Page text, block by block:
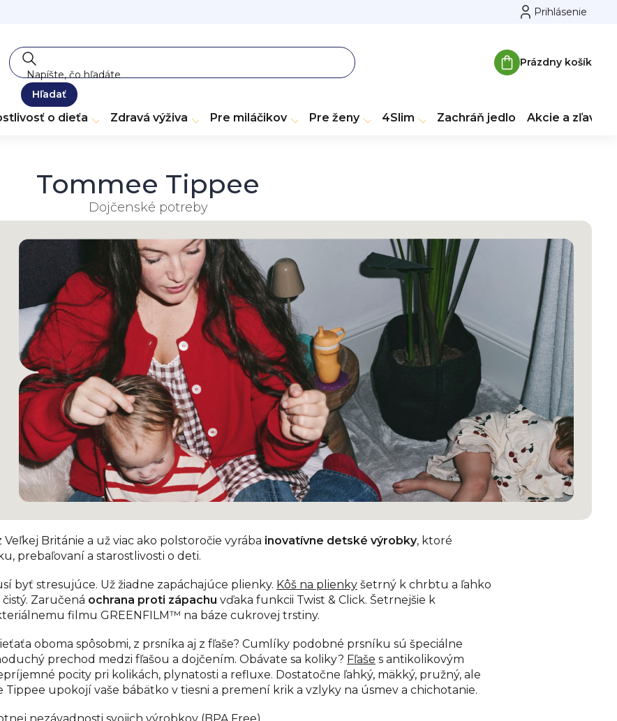
Prihlásenie
Hľadať
Nákupný
Prázdny košík
o dieťa Zdravá výživa Pre miláčikov Pre ženy 4Slim Zachráň jedlo Akcie a zľavy
Tommee Tippee
Dojčenské potreby
Británie a už viac ako polstoročie vyrába inovatívne detské výrobky, ktoré
prebaľovaní a starostlivosti o deti.
byť stresujúce. Už žiadne zapáchajúce plienky. Kôš na plienky šetrný k chrbtu a ľahko
Zaručená ochrana proti zápachu vďaka funkcii Twist & Click. Šetrnejšie k
filmu GREENFILM™️ na báze cukrovej trstiny.
oboma spôsobmi, z prsníka aj z fľaše? Cumlíky podobné prsníku sú špeciálne
prechod medzi fľašou a dojčením. Obávate sa koliky? Fľaše s antikolikovým
pocity pri kolikách, plynatosti a refluxe. Dostatočne ľahký, mäkký, pružný, ale
upokojí vaše bábätko v tiesni a premení krik a vzlyky na úsmev a chichotanie.